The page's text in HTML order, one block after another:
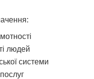
людей
системи